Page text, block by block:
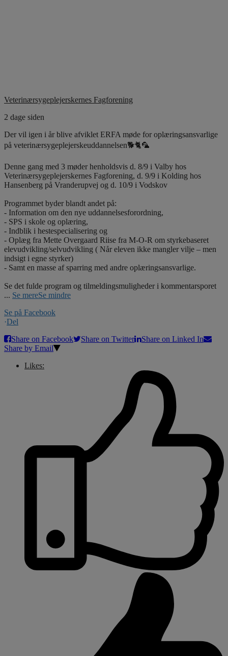
Veterinærsygeplejerskernes Fagforening
2 dage siden
Der vil igen i år blive afviklet ERFA møde for oplæringsansvarlige
på veterinærsygeplejerskeuddannelsen🐕🐈🦜
Denne gang med 3 møder henholdsvis d. 8/9 i Valby hos
Veterinærsygeplejerskernes Fagforening, d. 9/9 i Kolding hos
Hansenberg på Vranderupvej og d. 10/9 i Vodskov
Programmet byder blandt andet på:
- Information om den nye uddannelsesforordning,
- SPS i skole og oplæring,
- Indblik i hestespecialisering og
- Oplæg fra Mette Overgaard Riise fra M-O-R om styrkebaseret
elevudvikling/selvudvikling ( Når eleven ikke mangler vilje – men
indsigt i egne styrker)
- Samt en masse af sparring med andre oplæringsansvarlige.
Se det fulde program og tilmeldingsmuligheder i kommentarsporet
... Se mereSe mindre
Se på Facebook
·Del
Share on Facebook
Share on Twitter
Share on Linked In
Share by Email
Likes: